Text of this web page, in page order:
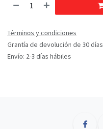
Términos y condiciones
Grantía de devolución de 30 días
Envío: 2-3 días hábiles